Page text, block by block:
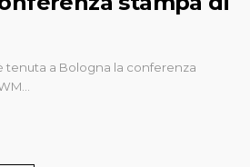
tenuta a Bologna la conferenza